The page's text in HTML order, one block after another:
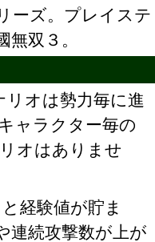
ーズ。プレイステ
双３。
リオは勢力毎に進
ャラクター毎の
オはありませ
経験値が貯ま
連続攻撃数が上が